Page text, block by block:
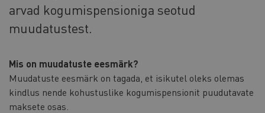
arvad kogumispensioniga seotud
muudatustest.
Mis on muudatuste eesmärk?
Muudatuste eesmärk on tagada, et isikutel oleks olemas
kindlus nende kohustuslike kogumispensionit puudutavate
maksete osas.